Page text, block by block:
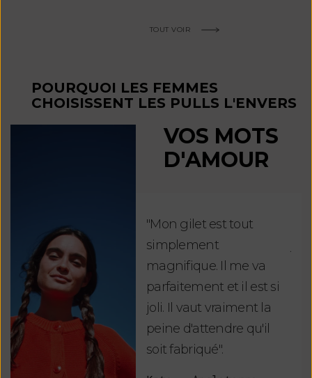
TOUT VOIR
POURQUOI LES FEMMES
CHOISISSENT LES PULLS L'ENVERS
VOS MOTS
D'AMOUR
"Mon gilet est tout
simplement
magnifique. Il me va
parfaitement et il est si
joli. Il vaut vraiment la
peine d'attendre qu'il
soit fabriqué".